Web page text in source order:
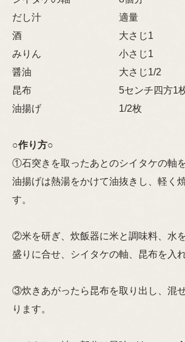
だし汁 適量
酒 大さじ1
みりん 小さじ1
醤油 大さじ1/2
昆布 5センチ四方1
油揚げ 1/2枚
○作り方○
①石突きを取ったあとのシイタケの軸
油揚げは熱湯をかけて油抜きし、軽く
す。
②米を研ぎ、炊飯器に米と調味料、水
盛りに合せ、シイタケの軸、昆布を入
③炊きあがったら昆布を取り出し、混
ります。